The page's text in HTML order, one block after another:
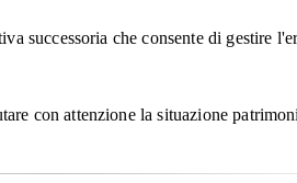
successoria che consente di gestire
con attenzione la situazione